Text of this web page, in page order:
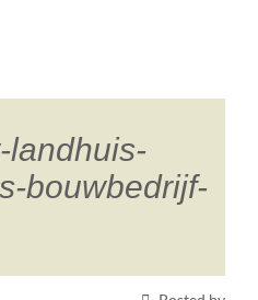
landhuis-
bouwbedrijf-